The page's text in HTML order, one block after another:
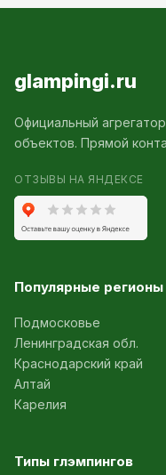
glampingi.ru
Официальный
объектов. Прямой
ОТЗЫВЫ НА ЯНДЕКСЕ
Популярные регионы
Подмосковье
Ленинградская обл.
Краснодарский край
Алтай
Карелия
Типы глэмпингов